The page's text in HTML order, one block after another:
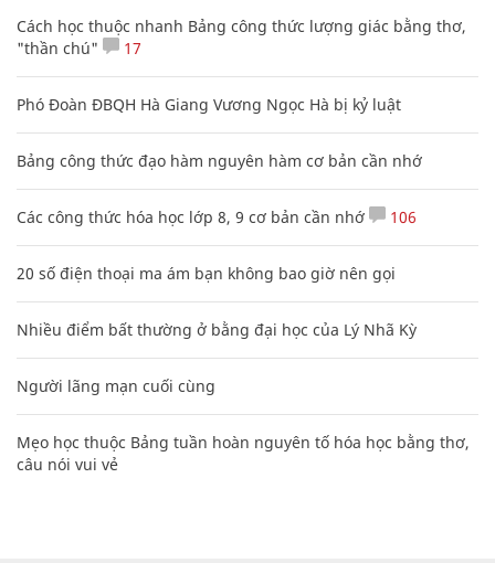
Cách học thuộc nhanh Bảng công thức lượng giác bằng thơ,
"thần chú"
17
Phó Đoàn ĐBQH Hà Giang Vương Ngọc Hà bị kỷ luật
Bảng công thức đạo hàm nguyên hàm cơ bản cần nhớ
Các công thức hóa học lớp 8, 9 cơ bản cần nhớ 106
20 số điện thoại ma ám bạn không bao giờ nên gọi
Nhiều điểm bất thường ở bằng đại học của Lý Nhã Kỳ
Người lãng mạn cuối cùng
Mẹo học thuộc Bảng tuần hoàn nguyên tố hóa học bằng thơ,
câu nói vui vẻ